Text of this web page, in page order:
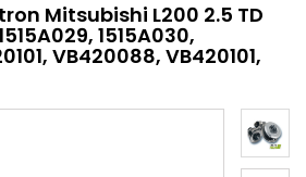
Mitsubishi L200 2.5 TD
1515A030,
VB420088, VB420101,